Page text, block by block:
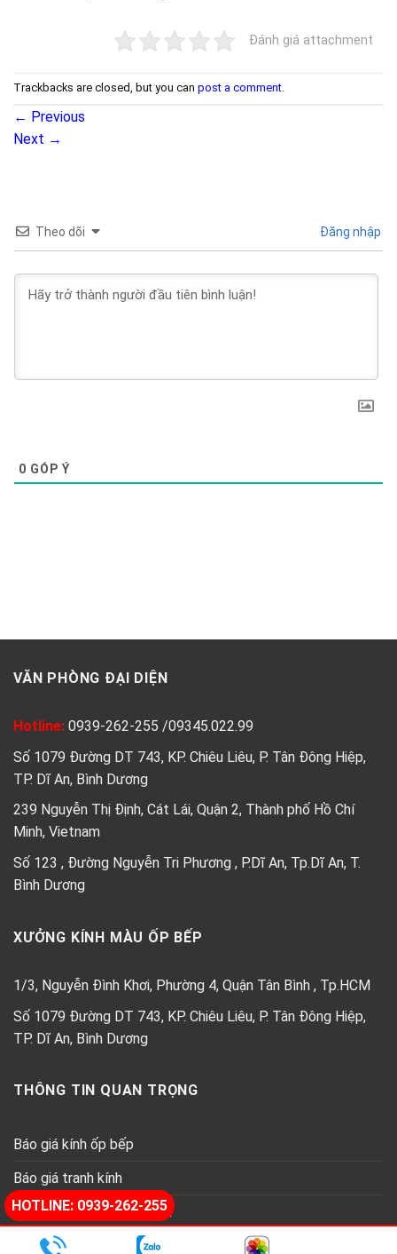
Đánh giá attachment
Trackbacks are closed, but you can post a comment
← Previous
Next →
Theo dõi Đăng nhập
0 GÓP Ý
HOTLINE: 0939-262-255
VĂN PHÒNG ĐẠI DIỆN
Hotline: 0939-262-255 /09345.022.99
Số 1079 Đường DT 743, KP. Chiêu Liêu, P. Tân Đông Hiệp,
TP. Dĩ An, Bình Dương
239 Nguyễn Thị Định, Cát Lái, Quận 2, Thành phố Hồ Chí
Minh, Vietnam
Số 123 , Đường Nguyễn Tri Phương , P.Dĩ An, Tp.Dĩ An, T.
Bình Dương
XƯỞNG KÍNH MÀU ỐP BẾP
1/3, Nguyễn Đình Khơi, Phường 4, Quận Tân Bình , Tp.HCM
Số 1079 Đường DT 743, KP. Chiêu Liêu, P. Tân Đông Hiệp,
TP. Dĩ An, Bình Dương
THÔNG TIN QUAN TRỌNG
Báo giá kính ốp bếp
Báo giá tranh kính
Báo giá kính thủy trang trí